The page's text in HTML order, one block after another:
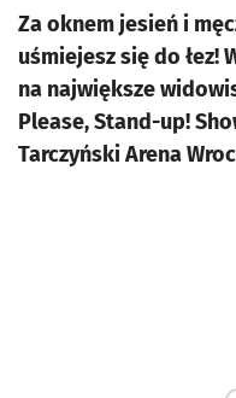
Za oknem jesień i
uśmiejesz się do łez!
na największe
Please, Stand-up!
Tarczyński Arena